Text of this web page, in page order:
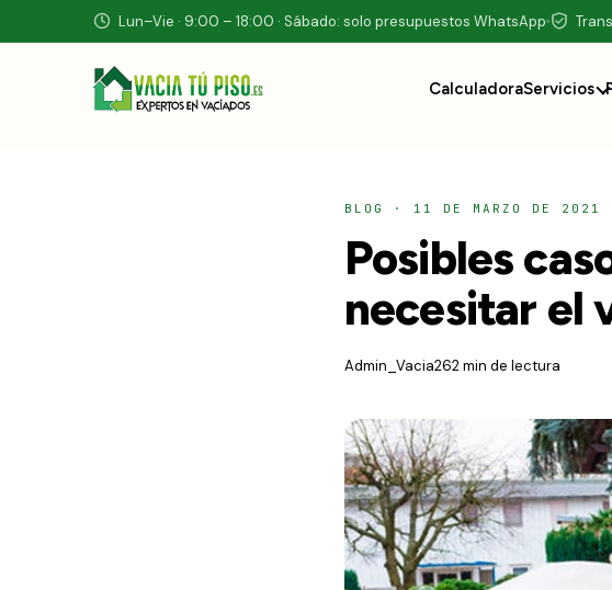
Lun–Vie · 9:00 – 18:00 · Sábado: solo presupuestos WhatsApp
CalculadoraServicios
BLOG · 11 DE MARZO DE 2021
Posibles
necesitar el
Admin_Vacia262 min de lectura